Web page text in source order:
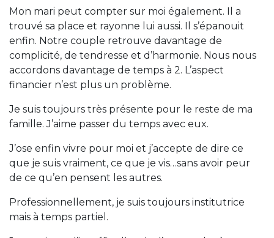
Mon mari peut compter sur moi également. Il a
trouvé sa place et rayonne lui aussi. Il s’épanouit
enfin. Notre couple retrouve davantage de
complicité, de tendresse et d’harmonie. Nous nous
accordons davantage de temps à 2. L’aspect
financier n’est plus un problème.
Je suis toujours très présente pour le reste de ma
famille. J’aime passer du temps avec eux.
J’ose enfin vivre pour moi et j’accepte de dire ce
que je suis vraiment, ce que je vis…sans avoir peur
de ce qu’en pensent les autres.
Professionnellement, je suis toujours institutrice
mais à temps partiel.